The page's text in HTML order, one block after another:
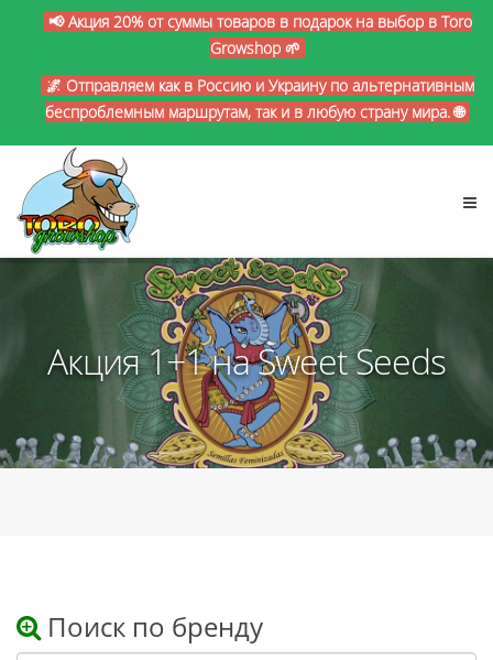
📢 Акция 20% от суммы товаров в подарок на выбор в Toro
Growshop 🌱
🌌 Отправляем как в Россию и Украину по альтернативным
беспроблемным маршрутам, так и в любую страну мира. 🌐
Акция 1+1 на Sweet Seeds
Поиск по бренду